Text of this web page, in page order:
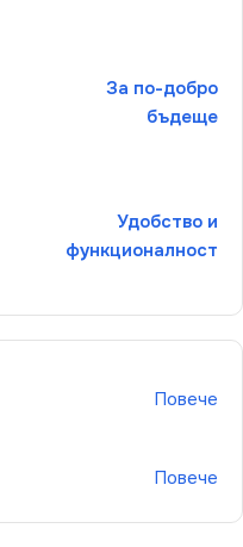
За по-добро
бъдеще
Удобство и
функционалност
Повече
Повече